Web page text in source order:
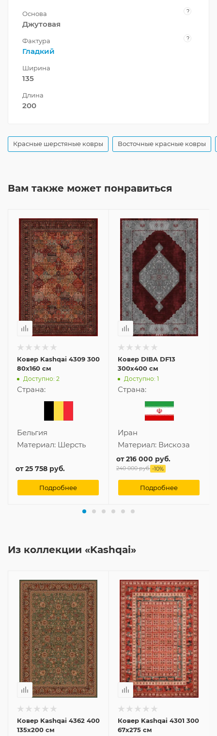
Основа ?
Джутовая
Фактура ?
Гладкий
Ширина
135
Длина
200
Красные шерстяные ковры Восточные красные ковры
Вам также может понравиться
Ковер Kashqai 4309 300
80x160 см
Доступно: 2
Страна:
Бельгия
Материал: Шерсть
от25 758 руб.
Подробнее
Ковер DIBA DF13
300x400 см
Доступно: 1
Страна:
Иран
Материал: Вискоза
от216 000 руб.
240 000 руб. -10%
Подробнее
Из коллекции «Kashqai»
Ковер Kashqai 4362 400
135x200 см
Ковер Kashqai 4301 300
67x275 см